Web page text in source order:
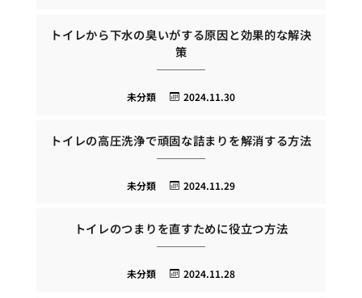
トイレから下水の臭いがする原因と効果的な解決
策
2024.11.30
未分類
トイレの高圧洗浄で頑固な詰まりを解消する方法
2024.11.29
未分類
トイレのつまりを直すために役立つ方法
2024.11.28
未分類